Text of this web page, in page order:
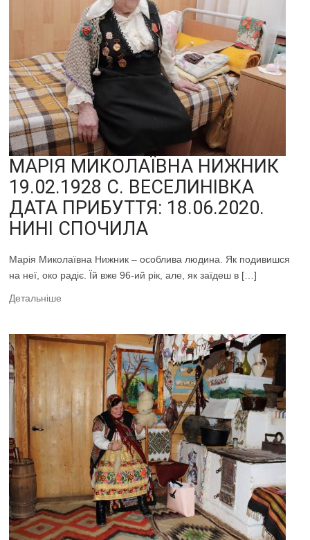
МАРІЯ МИКОЛАЇВНА НИЖНИК
19.02.1928 С. ВЕСЕЛИНІВКА
ДАТА ПРИБУТТЯ: 18.06.2020.
НИНІ СПОЧИЛА
Марія Миколаївна Нижник – особлива людина. Як подивишся
на неї, око радіє. Їй вже 96-ий рік, але, як заїдеш в […]
Детальніше